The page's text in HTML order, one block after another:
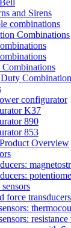
and Sirens
combinations
Combinations
Combinations
configurator
K37
890
853
Overview
force transducers